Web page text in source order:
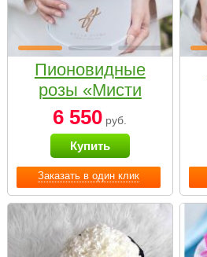
Заказать в один клик
Пионовидные
розы «Мисти
бабблс» в белой
коробке Small
6 550 руб.
Купить